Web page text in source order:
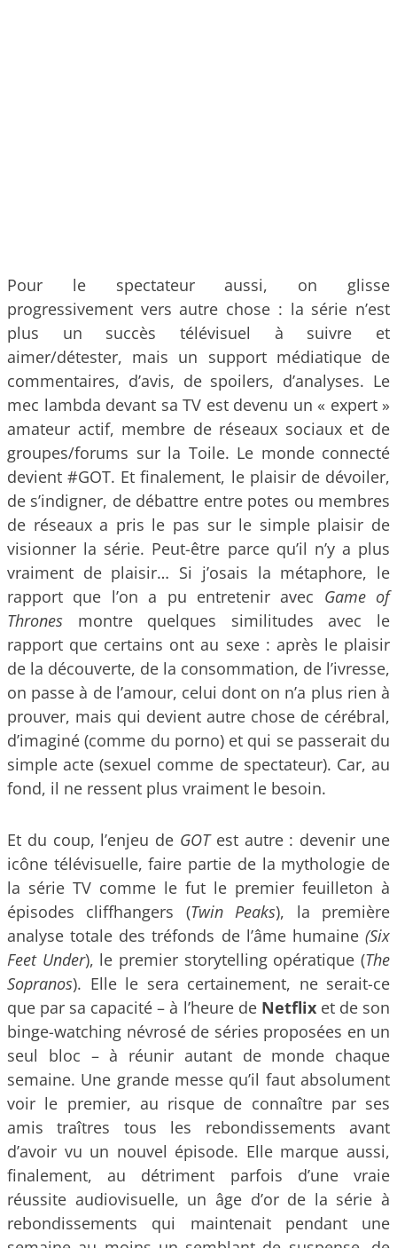
Pour le spectateur aussi, on glisse
progressivement vers autre chose : la série n’est
plus un succès télévisuel à suivre et
aimer/détester, mais un support médiatique de
commentaires, d’avis, de spoilers, d’analyses. Le
mec lambda devant sa TV est devenu un « expert »
amateur actif, membre de réseaux sociaux et de
groupes/forums sur la Toile. Le monde connecté
devient #GOT. Et finalement, le plaisir de dévoiler,
de s’indigner, de débattre entre potes ou membres
de réseaux a pris le pas sur le simple plaisir de
visionner la série. Peut-être parce qu’il n’y a plus
vraiment de plaisir… Si j’osais la métaphore, le
rapport que l’on a pu entretenir avec Game of
Thrones montre quelques similitudes avec le
rapport que certains ont au sexe : après le plaisir
de la découverte, de la consommation, de l’ivresse,
on passe à de l’amour, celui dont on n’a plus rien à
prouver, mais qui devient autre chose de cérébral,
d’imaginé (comme du porno) et qui se passerait du
simple acte (sexuel comme de spectateur). Car, au
fond, il ne ressent plus vraiment le besoin.
Et du coup, l’enjeu de GOTest autre : devenir une
icône télévisuelle, faire partie de la mythologie de
la série TV comme le fut le premier feuilleton à
épisodes cliffhangers (Twin Peaks), la première
analyse totale des tréfonds de l’âme humaine (Six
Feet Under), le premier storytelling opératique (The
Sopranos). Elle le sera certainement, ne serait-ce
que par sa capacité – à l’heure de Netflixet de son
binge-watching névrosé de séries proposées en un
seul bloc – à réunir autant de monde chaque
semaine. Une grande messe qu’il faut absolument
voir le premier, au risque de connaître par ses
amis traîtres tous les rebondissements avant
d’avoir vu un nouvel épisode. Elle marque aussi,
finalement, au détriment parfois d’une vraie
réussite audiovisuelle, un âge d’or de la série à
rebondissements qui maintenait pendant une